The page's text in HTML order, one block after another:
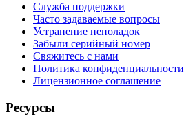
Служба поддержки
Часто задаваемые вопросы
Устранение неполадок
Забыли серийный номер
Свяжитесь с нами
Политика конфиденциальности
Лицензионное соглашение
Ресурсы